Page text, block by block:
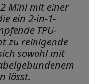
Mini mit einer
ein 2-in-1-
TPU-
zu reinigende
sowohl mit
lässt.